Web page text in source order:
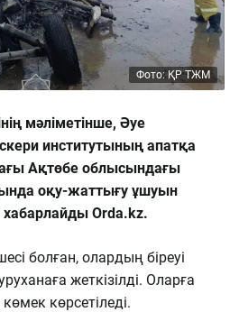
Фото: ҚР ТЖМ
мәліметінше, Әуе
институтының апатқа
Ақтөбе облысындағы
оқу-жаттығу ұшуын
Orda.kz.
болған, олардың біреуі
жеткізілді. Оларға
көрсетіледі.